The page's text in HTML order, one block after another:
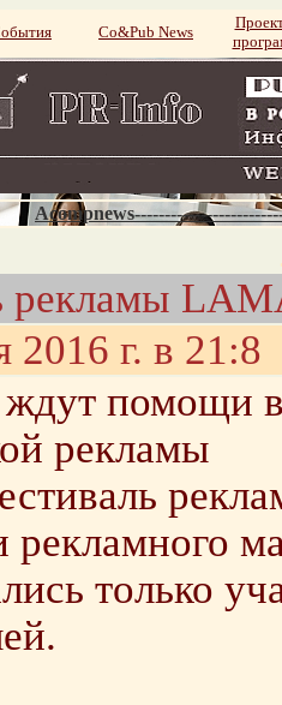
Со&Pub News
рекламы
2016 г. в 21:8
помощи в
рекламы
рекламного
только